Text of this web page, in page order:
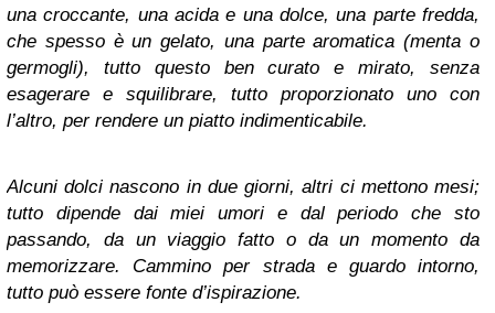
una croccante, una acida e una dolce, una parte fredda,
che spesso è un gelato, una parte aromatica (menta o
germogli), tutto questo ben curato e mirato, senza
esagerare e squilibrare, tutto proporzionato uno con
l’altro, per rendere un piatto indimenticabile.
Alcuni dolci nascono in due giorni, altri ci mettono mesi;
tutto dipende dai miei umori e dal periodo che sto
passando, da un viaggio fatto o da un momento da
memorizzare. Cammino per strada e guardo intorno,
tutto può essere fonte d’ispirazione.